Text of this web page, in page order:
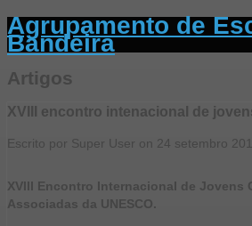
Agrupamento de
Bandeira
Artigos
XVIII encontro intenacional de
Escrito por Super User on 24 setembro
XVIII Encontro Internacional de Jovens
Associadas da UNESCO.